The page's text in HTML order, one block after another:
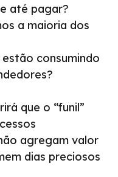
até pagar?
a maioria dos
consumindo
que o “funil”
agregam valor
dias preciosos